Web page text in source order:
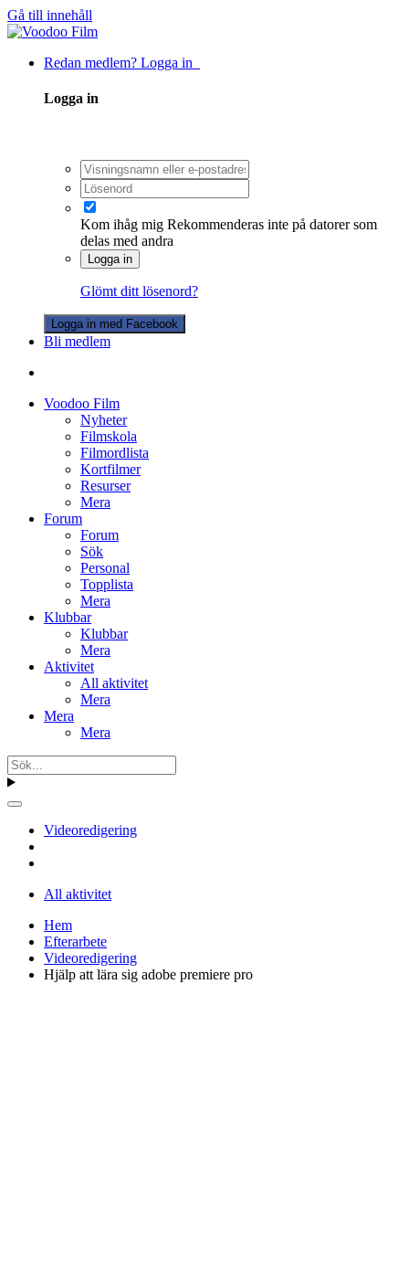
Gå till innehåll
Redan medlem? Logga in
Logga in
Kom ihåg mig Rekommenderas inte på datorer som
delas med andra
Logga in
Glömt ditt lösenord?
Logga in med Facebook
Bli medlem
Voodoo Film
Nyheter
Filmskola
Filmordlista
Kortfilmer
Resurser
Mera
Forum
Forum
Sök
Personal
Topplista
Mera
Klubbar
Klubbar
Mera
Aktivitet
All aktivitet
Mera
Mera
Mera
Videoredigering
All aktivitet
Hem
Efterarbete
Videoredigering
Hjälp att lära sig adobe premiere pro